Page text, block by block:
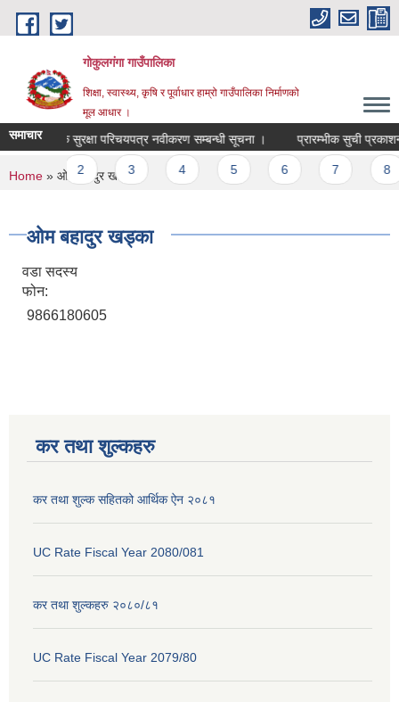
Skip to main content
गोकुलगंगा गाउँपालिका
शिक्षा, स्वास्थ्य, कृषि र पूर्वाधार हाम्रो गाउँपालिका निर्माणको
मूल आधार ।
समाचार
सामाजिक सुरक्षा परिचयपत्र नवीकरण सम्बन्धी सूचना । प्रारम्भीक सुची
Pages
You are here
Home » ओम बहादुर खड्का
ओम बहादुर खड्का
वडा सदस्य
फोन:
9866180605
कर तथा शुल्कहरु
कर तथा शुल्क सहितको आर्थिक ऐन २०८१
UC Rate Fiscal Year 2080/081
कर तथा शुल्कहरु २०८०/८१
UC Rate Fiscal Year 2079/80